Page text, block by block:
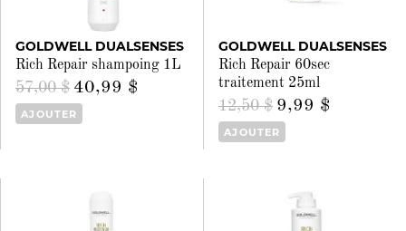
GOLDWELL DUALSENSES
Rich Repair shampoing 1L
57,00 $ 40,99 $
AJOUTER
GOLDWELL DUALSENSES
Rich Repair 60sec
traitement 25ml
12,50 $ 9,99 $
AJOUTER